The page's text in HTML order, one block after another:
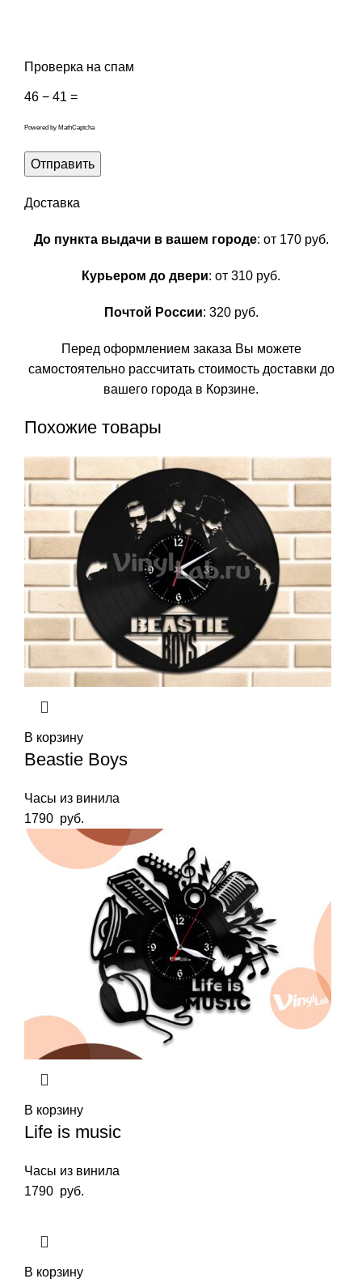
Проверка на спам
46 − 41 =
Powered by MathCaptcha
Доставка
До пункта выдачи в вашем городе: от 170 руб.
Курьером до двери: от 310 руб.
Почтой России: 320 руб.
Перед оформлением заказа Вы можете
самостоятельно рассчитать стоимость доставки до
вашего города в Корзине.
Похожие товары
В корзину
Beastie Boys
Часы из винила
1790 руб.
В корзину
Life is music
Часы из винила
1790 руб.
В корзину